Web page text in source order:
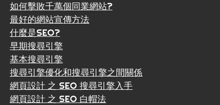
如何擊敗千萬個同業網站?
最好的網站宣傳方法
什麼是SEO?
早期搜尋引擎
基本搜尋引擎
搜尋引擎優化和搜尋引擎之間關係
網頁設計 之 SEO 搜尋引擎入手
網頁設計 之 SEO 白帽法